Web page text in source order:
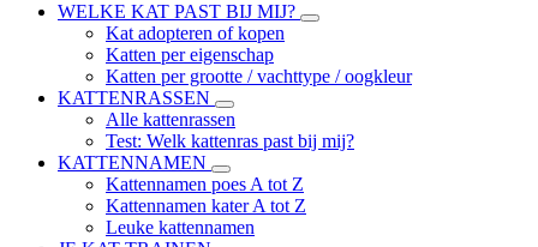
WELKE KAT PAST BIJ MIJ?
Kat adopteren of kopen
Katten per eigenschap
Katten per grootte / vachttype / oogkleur
KATTENRASSEN
Alle kattenrassen
Test: Welk kattenras past bij mij?
KATTENNAMEN
Kattennamen poes A tot Z
Kattennamen kater A tot Z
Leuke kattennamen